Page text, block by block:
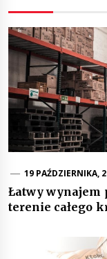
19 PAŹDZIERNIKA,
Łatwy wynajem
terenie całego